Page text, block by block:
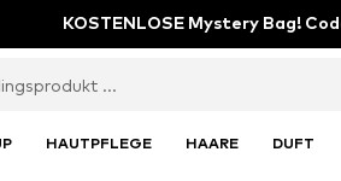
KOSTENLOSE Mystery Bag!
HAUTPFLEGE HAARE DUFT